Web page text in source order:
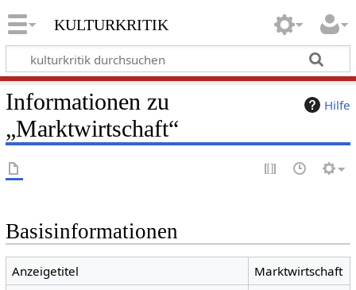
kulturkritik
Hilfe
Informationen zu
„Marktwirtschaft“
Basisinformationen
Anzeigetitel
Marktwirtschaft